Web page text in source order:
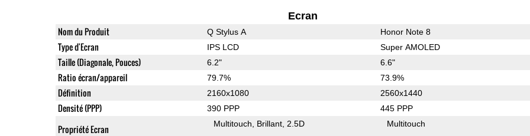
Ecran
Nom du Produit Q Stylus A Honor Note 8
Type d'Ecran IPS LCD Super AMOLED
Taille (Diagonale, Pouces) 6.2" 6.6"
Ratio écran/appareil 79.7% 73.9%
Définition 2160x1080 2560x1440
Densité (PPP) 390 PPP 445 PPP
Propriété Ecran Multitouch Brillant 2.5D Multitouch